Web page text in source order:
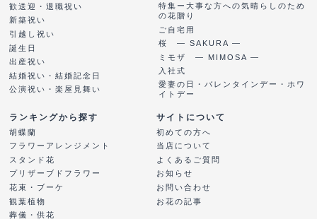
歓送迎・退職祝い
新築祝い
引越し祝い
誕生日
出産祝い
結婚祝い・結婚記念日
公演祝い・楽屋見舞い
特集ー大事な方への気晴らしのため
の花贈り
ご自宅用
桜 ― SAKURA ―
ミモザ ― MIMOSA ―
入社式
愛妻の日・バレンタインデー・ホワ
イトデー
ランキングから探す
胡蝶蘭
フラワーアレンジメント
スタンド花
プリザーブドフラワー
花束・ブーケ
観葉植物
葬儀・供花
サイトについて
初めての方へ
当店について
よくあるご質問
お知らせ
お問い合わせ
お花の記事